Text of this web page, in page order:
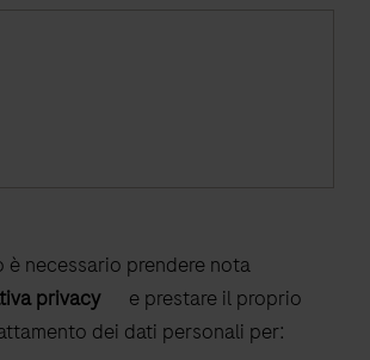
è necessario prendere nota
privacy
e prestare il proprio
dei dati personali per: